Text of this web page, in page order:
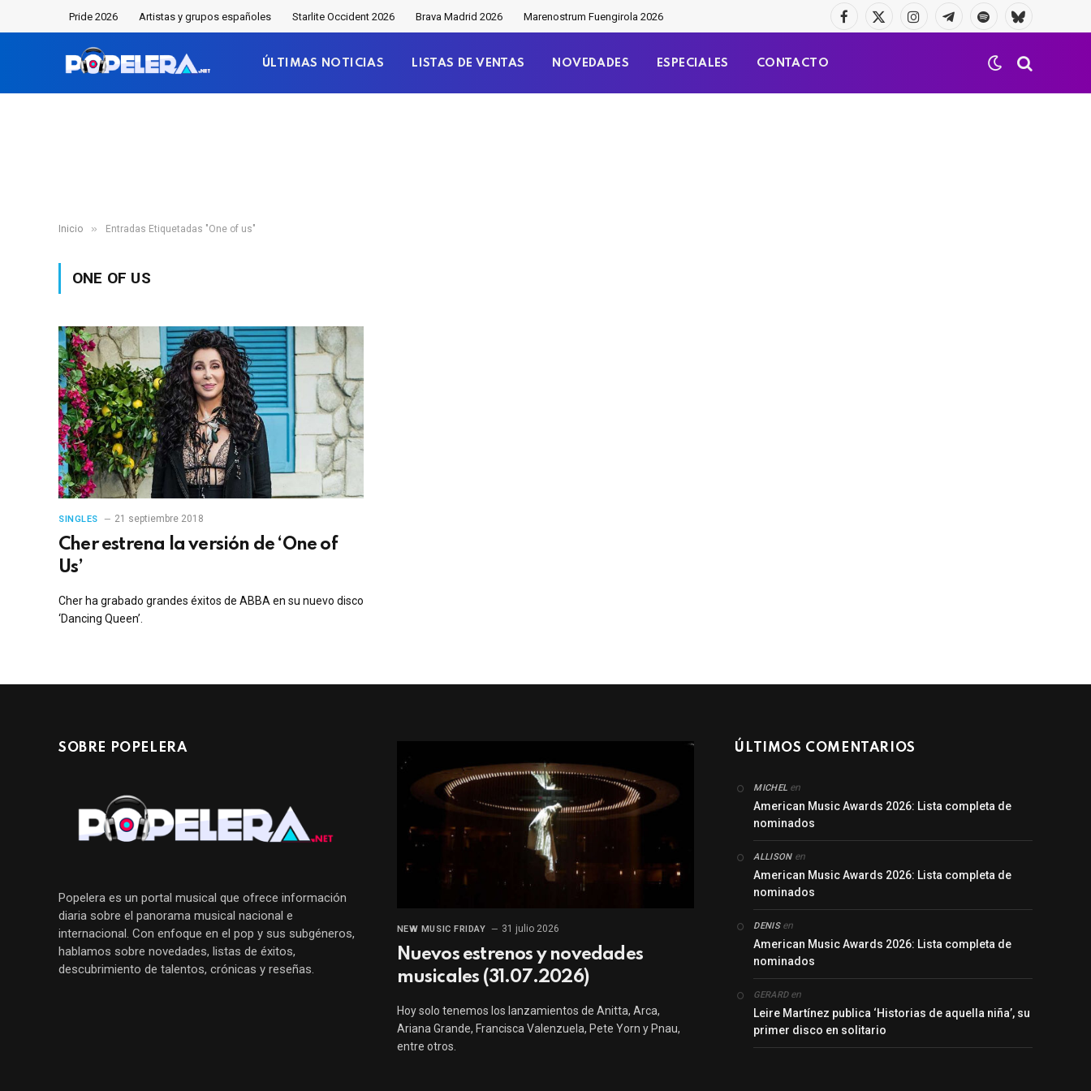
Pride 2026 Artistas y grupos españoles Starlite Occident 2026 Brava Madrid 2026 Marenostrum Fuengirola 2026
Facebook
X
InstagramTelegramaSpotifyBluesky
ÚLTIMAS NOTICIAS LISTAS DE VENTAS NOVEDADES ESPECIALES CONTACTO
Inicio » Entradas Etiquetadas "One of us"
ONE OF US
SINGLES 21 septiembre 2018
Cher estrena la versión de ‘One of
Us’
Cher ha grabado grandes éxitos de ABBA en su nuevo disco
‘Dancing Queen’.
SOBRE POPELERA
Popelera es un portal musical que ofrece información
diaria sobre el panorama musical nacional e
internacional. Con enfoque en el pop y sus subgéneros,
hablamos sobre novedades, listas de éxitos,
descubrimiento de talentos, crónicas y reseñas.
NEW MUSIC FRIDAY 31 julio 2026
Nuevos estrenos y novedades
musicales (31.07.2026)
Hoy solo tenemos los lanzamientos de Anitta, Arca,
Ariana Grande, Francisca Valenzuela, Pete Yorn y Pnau,
entre otros.
ÚLTIMOS COMENTARIOS
MICHEL en
American Music Awards 2026: Lista completa de
nominados
ALLISONen
American Music Awards 2026: Lista completa de
nominados
DENISen
American Music Awards 2026: Lista completa de
nominados
GERARDen
Leire Martínez publica ‘Historias de aquella niña’, su
primer disco en solitario